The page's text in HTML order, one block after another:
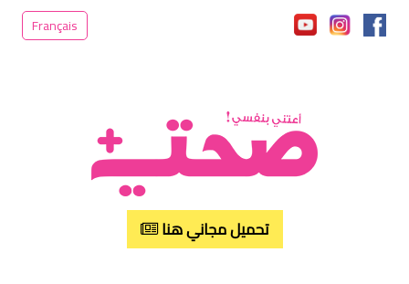
Français
تحميل مجاني هنا